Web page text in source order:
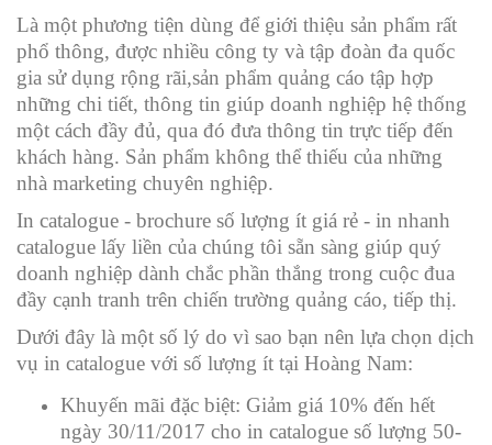
Là một phương tiện dùng để giới thiệu sản phẩm rất
phổ thông, được nhiều công ty và tập đoàn đa quốc
gia sử dụng rộng rãi,sản phẩm quảng cáo tập hợp
những chi tiết, thông tin giúp doanh nghiệp hệ thống
một cách đầy đủ, qua đó đưa thông tin trực tiếp đến
khách hàng. Sản phẩm không thể thiếu của những
nhà marketing chuyên nghiệp.
In catalogue - brochure số lượng ít giá rẻ - in nhanh
catalogue lấy liền của chúng tôi sẵn sàng giúp quý
doanh nghiệp dành chắc phần thắng trong cuộc đua
đầy cạnh tranh trên chiến trường quảng cáo, tiếp thị.
Dưới đây là một số lý do vì sao bạn nên lựa chọn dịch
vụ in catalogue với số lượng ít tại Hoàng Nam:
Khuyến mãi đặc biệt: Giảm giá 10% đến hết
ngày 30/11/2017 cho in catalogue số lượng 50-